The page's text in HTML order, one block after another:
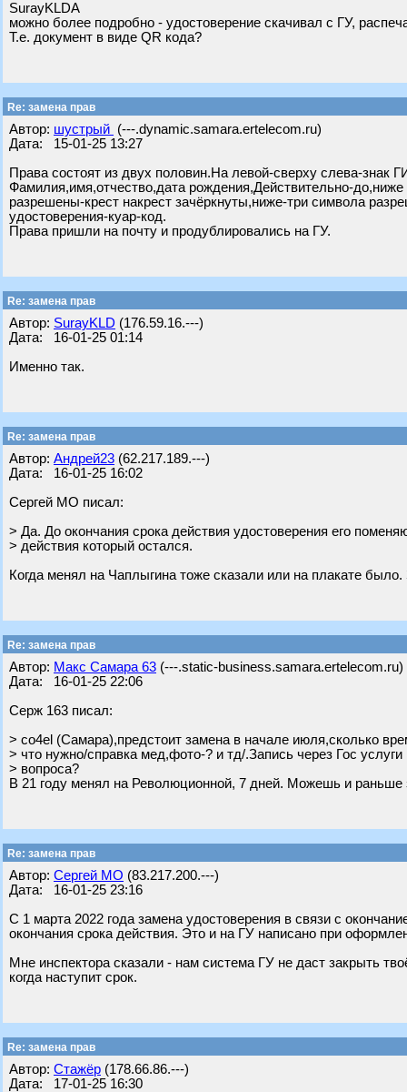
SurayKLDА
можно более подробно - удостоверение скачивал с ГУ,
Т.е. документ в виде QR кода?
Re: замена прав
Автор: шустрый (---.dynamic.samara.ertelecom.ru)
Дата: 15-01-25 13:27
Права состоят из двух половин.На левой-сверху слева-
Фамилия,имя,отчество,дата рождения,Действительно-
разрешены-крест накрест зачёркнуты,ниже-три символа
удостоверения-куар-код.
Права пришли на почту и продублировались на ГУ.
Re: замена прав
Автор: SurayKLD (176.59.16.---)
Дата: 16-01-25 01:14
Именно так.
Re: замена прав
Автор: Андрей23 (62.217.189.---)
Дата: 16-01-25 16:02
Сергей МО писал:
> Да. До окончания срока действия удостоверения его
> действия который остался.
Когда менял на Чаплыгина тоже сказали или на плакате
Re: замена прав
Автор: Макс Самара 63 (---.static-business.samara.ertelecom.ru)
Дата: 16-01-25 22:06
Серж 163 писал:
> co4el (Самара),предстоит замена в начале июля,сколько
> что нужно/справка мед,фото-? и тд/.Запись через Гос услуги
> вопроса?
В 21 году менял на Революционной, 7 дней. Можешь и раньше
Re: замена прав
Автор: Сергей МО (83.217.200.---)
Дата: 16-01-25 23:16
С 1 марта 2022 года замена удостоверения в связи с
окончания срока действия. Это и на ГУ написано при
Мне инспектора сказали - нам система ГУ не даст закрыть
когда наступит срок.
Re: замена прав
Автор: Стажёр (178.66.86.---)
Дата: 17-01-25 16:30